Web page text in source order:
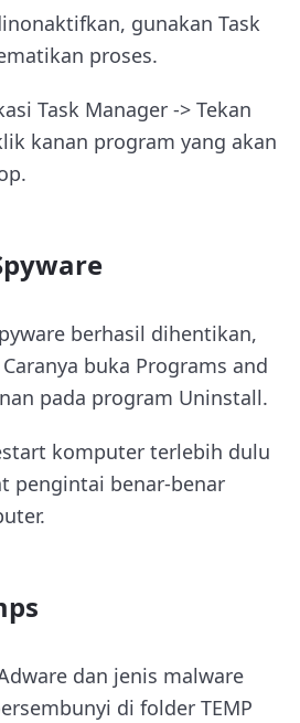
gunakan Task
proses.
Task Manager -> Tekan
kanan program yang akan
berhasil dihentikan,
buka Programs and
pada program Uninstall.
komputer terlebih dulu
pengintai benar-benar
dan jenis malware
di folder TEMP